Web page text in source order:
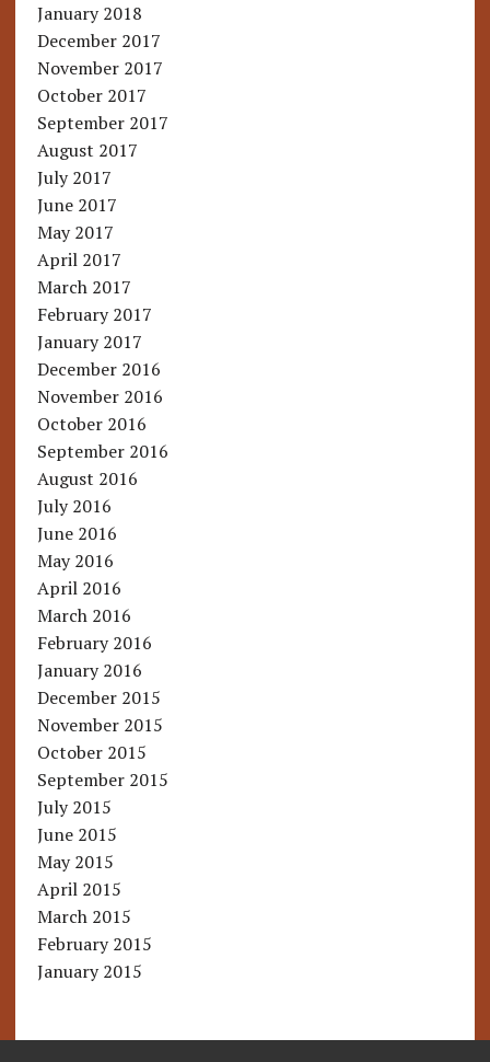
January 2018
December 2017
November 2017
October 2017
September 2017
August 2017
July 2017
June 2017
May 2017
April 2017
March 2017
February 2017
January 2017
December 2016
November 2016
October 2016
September 2016
August 2016
July 2016
June 2016
May 2016
April 2016
March 2016
February 2016
January 2016
December 2015
November 2015
October 2015
September 2015
July 2015
June 2015
May 2015
April 2015
March 2015
February 2015
January 2015